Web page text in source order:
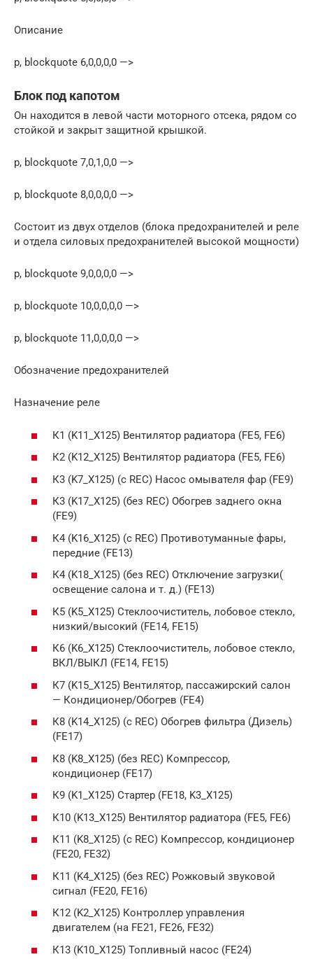
Описание
p, blockquote 6,0,0,0,0 —>
Блок под капотом
Он находится в левой части моторного отсека, рядом со
стойкой и закрыт защитной крышкой.
p, blockquote 7,0,1,0,0 —>
p, blockquote 8,0,0,0,0 —>
Состоит из двух отделов (блока предохранителей и реле
и отдела силовых предохранителей высокой мощности)
p, blockquote 9,0,0,0,0 —>
p, blockquote 10,0,0,0,0 —>
p, blockquote 11,0,0,0,0 —>
Обозначение предохранителей
Назначение реле
К1 (K11_X125) Вентилятор радиатора (FE5, FE6)
К2 (K12_X125) Вентилятор радиатора (FE5, FE6)
К3 (K7_X125) (с REC) Насос омывателя фар (FE9)
К3 (K17_X125) (без REC) Обогрев заднего окна
(FE9)
К4 (K16_X125) (с REC) Противотуманные фары,
передние (FE13)
К4 (K18_X125) (без REC) Отключение загрузки(
освещение салона и т. д.) (FE13)
К5 (K5_X125) Стеклоочиститель, лобовое стекло,
низкий/высокий (FE14, FE15)
К6 (K6_X125) Стеклоочиститель, лобовое стекло,
ВКЛ/ВЫКЛ (FE14, FE15)
К7 (K15_X125) Вентилятор, пассажирский салон
— Кондиционер/Обогрев (FE4)
К8 (K14_X125) (с REC) Обогрев фильтра (Дизель)
(FE17)
К8 (K8_X125) (без REC) Компрессор,
кондиционер (FE17)
К9 (K1_X125) Стартер (FE18, K3_X125)
К10 (K13_X125) Вентилятор радиатора (FE5, FE6)
К11 (K8_X125) (с REC) Компрессор, кондиционер
(FE20, FE32)
К11 (K4_X125) (без REC) Рожковый звуковой
сигнал (FE20, FE16)
К12 (K2_X125) Контроллер управления
двигателем (на FE21, FE26, FE32)
К13 (K10_X125) Топливный насос (FE24)